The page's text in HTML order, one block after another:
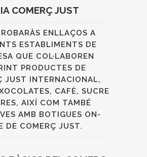
COMERÇ JUST
ENLLAÇOS A
ESTABLIMENTS DE
QUE COL·LABOREN
PRODUCTES DE
JUST INTERNACIONAL,
CAFÈ, SUCRE
AIXÍ COM TAMBÉ
AMB BOTIGUES ON-
DE COMERÇ JUST.